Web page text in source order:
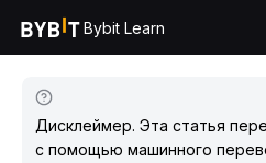
Bybit Learn
Дисклеймер. Эта статья
с помощью машинного